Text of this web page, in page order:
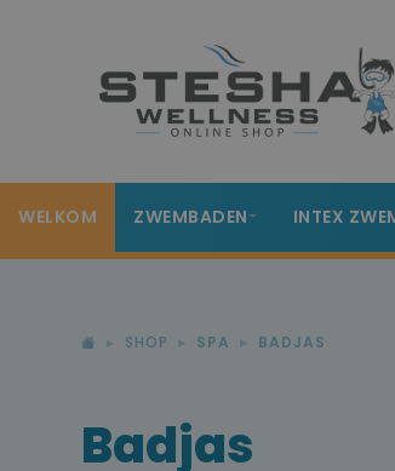
WELKOM ZWEMBADEN INTEX
SHOP SPA BADJAS
Badjas